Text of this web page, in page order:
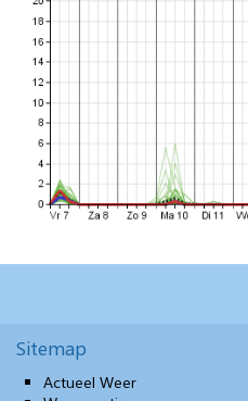
Sitemap
Actueel Weer